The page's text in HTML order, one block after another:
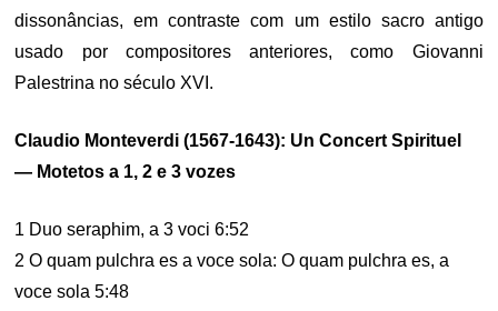
dissonâncias, em contraste com um estilo sacro antigo
usado por compositores anteriores, como Giovanni
Palestrina no século XVI.
Claudio Monteverdi (1567-1643): Un Concert Spirituel
— Motetos a 1, 2 e 3 vozes
1 Duo seraphim, a 3 voci 6:52
2 O quam pulchra es a voce sola: O quam pulchra es, a
voce sola 5:48